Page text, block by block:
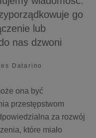
go
lub
nas dzwoni
Datarino
ona być
przestępstwom
za rozwój
które miało